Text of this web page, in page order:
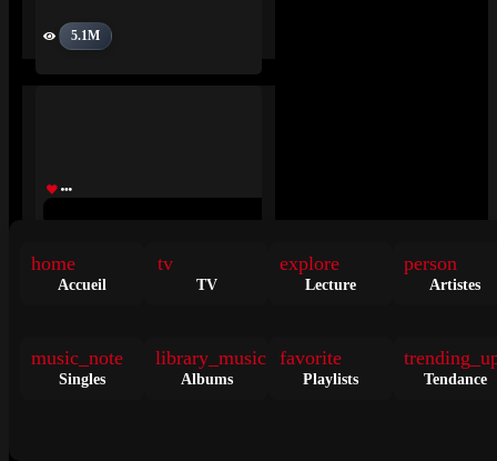
5.1M
ALBUM • il y a 2 semaines
home
Accueil
tv
TV
explore
Lecture
person
Artistes
music_note
Singles
library_music
Albums
favorite
Playlists Tendance